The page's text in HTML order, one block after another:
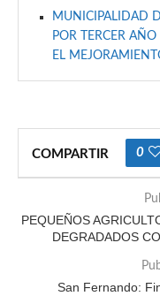
MUNICIPALIDAD
POR TERCER
EL
COMPARTIR 0
PEQUEÑOS
DEGRADADOS
San Fernando: